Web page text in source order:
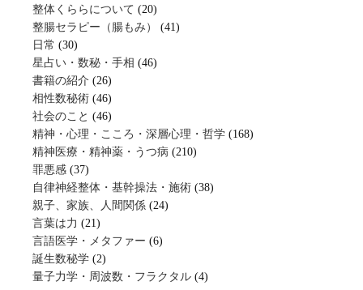
整体くららについて (20)
整腸セラピー（腸もみ）
(41)
日常 (30)
星占い・数秘・手相 (46)
書籍の紹介 (26)
相性数秘術 (46)
社会のこと (46)
精神・心理・こころ・深層心理・哲学 (168)
精神医療・精神薬・うつ病 (210)
罪悪感 (37)
自律神経整体・基幹操法・施術 (38)
親子、家族、人間関係 (24)
言葉は力 (21)
言語医学・メタファー (6)
誕生数秘学 (2)
量子力学・周波数・フラクタル (4)